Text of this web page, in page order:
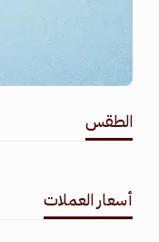
الطقس
أسعار العملات